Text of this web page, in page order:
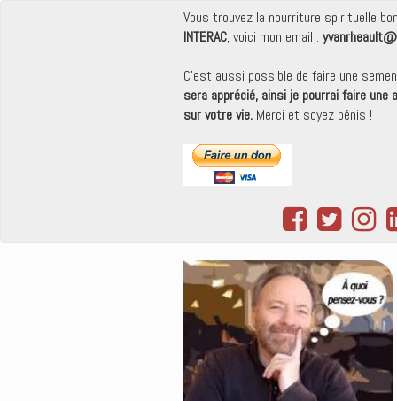
Vous trouvez la nourriture spirituelle
INTERAC, voici mon email :
C'est aussi possible de faire une
sera apprécié, ainsi je pourrai faire une
sur votre vie. Merci et soyez bénis !